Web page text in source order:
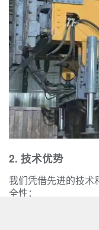
2. 技术优势
我们凭借先进的技术
全性：